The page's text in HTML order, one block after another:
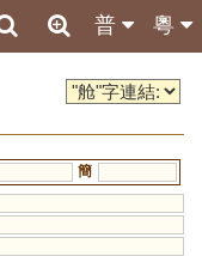
粵
普
簡